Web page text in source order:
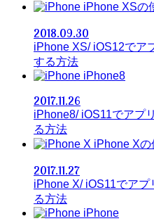
iPhone XSの
2018.09.30
iPhone XS/ iOS12でア
する方法
iPhone8
2017.11.26
iPhone8/ iOS11でアプ
る方法
iPhone Xの
2017.11.27
iPhone X/ iOS11でア
る方法
iPhone